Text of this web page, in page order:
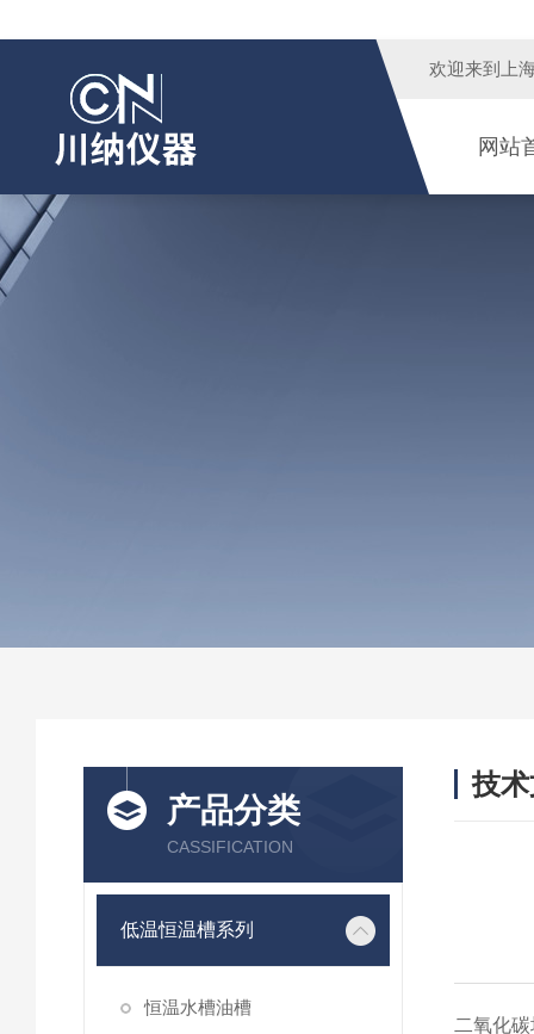
欢迎来到 上
网站
产品分类
CASSIFICATION
低温恒温槽系列
恒温水槽油槽
技
二氧化